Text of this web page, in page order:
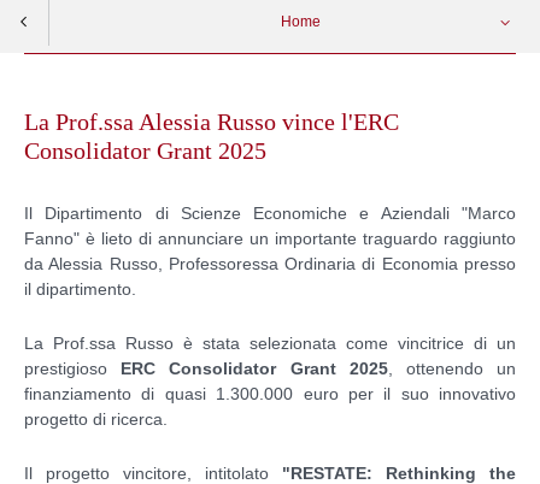
Home
contentLa Prof.ssa Alessia Russo vince l'ERC
Consolidator Grant 2025
Il Dipartimento di Scienze Economiche e Aziendali "Marco
Fanno" è lieto di annunciare un importante traguardo raggiunto
da Alessia Russo, Professoressa Ordinaria di Economia presso
il dipartimento.
La Prof.ssa Russo è stata selezionata come vincitrice di un
prestigioso ERC Consolidator Grant 2025, ottenendo un
finanziamento di quasi 1.300.000 euro per il suo innovativo
progetto di ricerca.
Il progetto vincitore, intitolato "RESTATE: Rethinking the